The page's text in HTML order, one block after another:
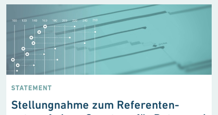
STATEMENT
Stellungnahme zum Referenten­